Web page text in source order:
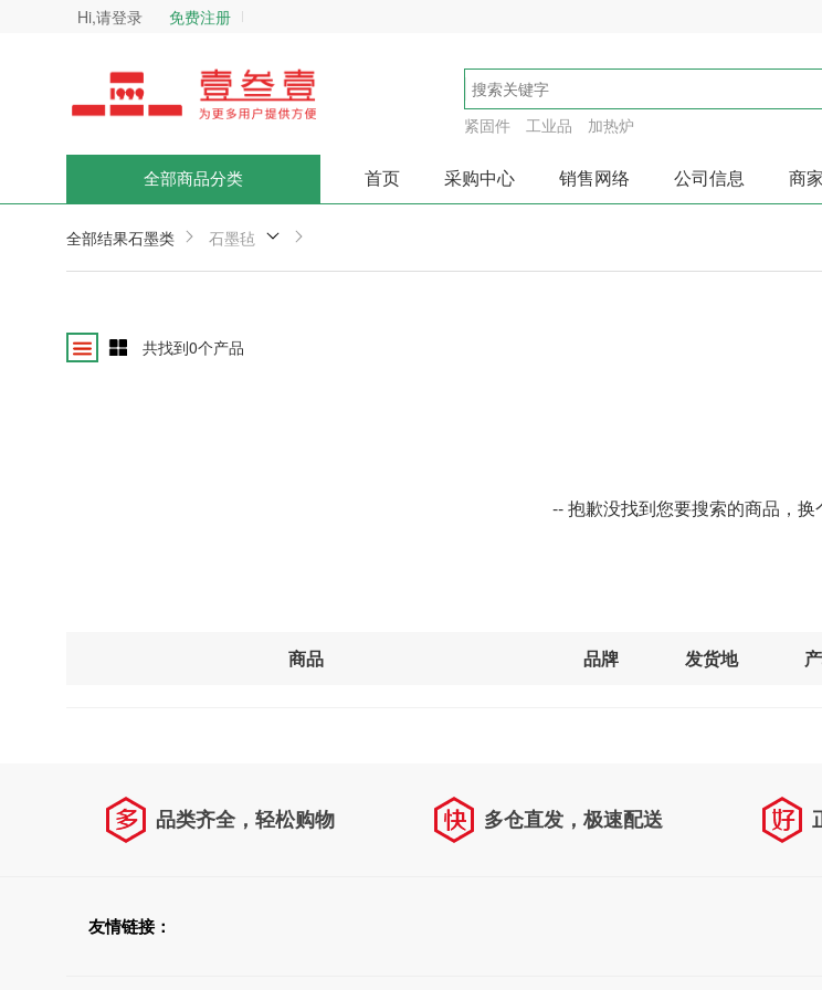
Hi,请登录 免费注册
紧固件 工业品 加热炉
全部商品分类 首页 采购中心 销售网络 公司信息 商
全部结果石墨类 石墨毡
共找到0个产品
-- 抱歉没找到您要搜索的商品，
商品 品牌 发货地
品类齐全，轻松购物 多仓直发，极速配送
友情链接：